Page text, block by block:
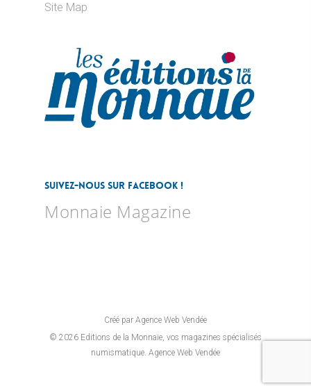
Site Map
Suivez-nous sur Facebook !
Monnaie Magazine
Créé par Agence Web Vendée
© 2026 Editions de la Monnaie, vos magazines spécialisés
numismatique. Agence Web Vendée